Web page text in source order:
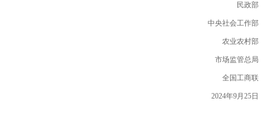
民政部
中央社会工作部
农业农村部
市场监管总局
全国工商联
2024年9月25日